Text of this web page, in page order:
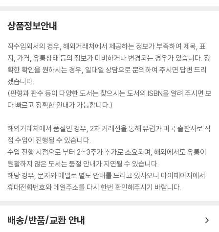
상품정보안내
직수입외서의 경우, 해외거래처에서 제공하는 정보가 부족하여 제목, 표
지, 가격, 유통상태 등의 정보가 미비하거나 변경되는 경우가 있습니다. 정
확한 확인을 원하시는 경우, 일대일 상담으로 문의하여 주시면 답변 드리
겠습니다.
(판형과 판수 등이 다양한 도서는 찾으시는 도서의 ISBN을 알려 주시면 보
다 빠르고 정확한 안내가 가능합니다.)
해외거래처에서 품절인 경우, 2차 거래선을 통해 유럽과 미국 출판사로 직
접 수입이 진행될 수 있습니다.
수입 진행 시점으로 부터 2~3주가 추가로 소요되며, 해외에서도 유통이
원활하지 않은 도서는 품절 안내가 지연될 수 있습니다.
해당 경우, 문자와 메일로 별도 안내를 드리고 있사오니 마이페이지에서
휴대전화번호와 메일주소를 다시 한번 확인해주시기 바랍니다.
배송/반품/교환 안내